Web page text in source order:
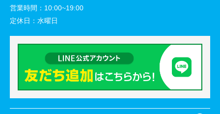
営業時間： 10:00~19:00
定休日： 水曜日